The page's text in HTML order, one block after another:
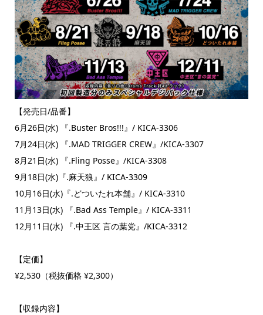
【発売日/品番】
6月26日(水) 『.Buster Bros!!!』/ KICA-3306
7月24日(水) 『.MAD TRIGGER CREW』/KICA-3307
8月21日(水) 『.Fling Posse』/KICA-3308
9月18日(水)『.麻天狼』/ KICA-3309
10月16日(水)『.どついたれ本舗』/ KICA-3310
11月13日(水) 『.Bad Ass Temple』/ KICA-3311
12月11日(水) 『.中王区 言の葉党』/KICA-3312
【定価】
¥2,530（税抜価格 ¥2,300）
【収録内容】